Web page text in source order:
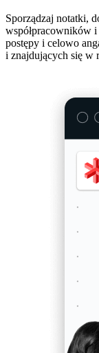
Sporządzaj notatki,
współpracowników
postępy i celowo
i znajdujących się w